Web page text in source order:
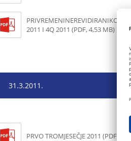
2011 I 4Q 2011 (PDF, 4,53 MB)
31.3.2011.
PRVO TROMJESEČJE 2011 (PDF,